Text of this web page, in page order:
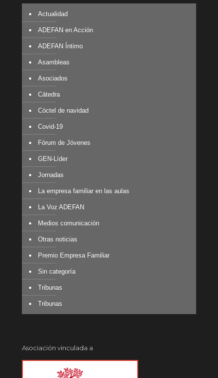
Actualidad
ADEFAN en Acción
ADEFAN Íntimo
Asambleas
Asociados
Cátedra
Cóctel de navidad
Covid-19
Fórum de Jóvenes
GEN-Líder
Jornadas
La empresa familiar en las aulas
La Voz ADEFAN
Medios comunicación
Otras noticias
Premio Empresa Familiar
Sin categoría
Tribunas
Tribunas
Asociación vinculada a